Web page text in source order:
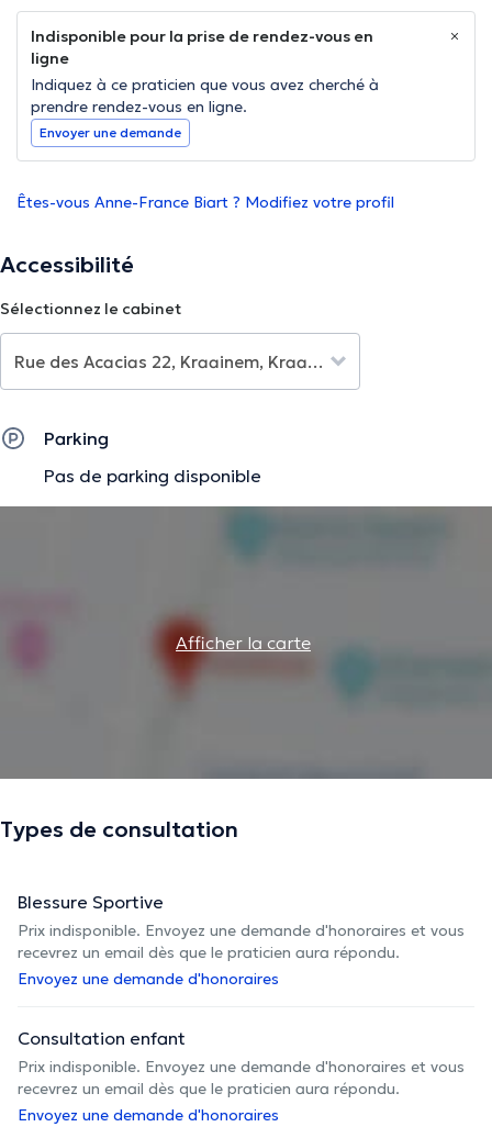
Indisponible pour la prise de rendez-vous en
ligne
Indiquez à ce praticien que vous avez cherché à
prendre rendez-vous en ligne.
Envoyer une demande
Êtes-vous Anne-France Biart ? Modifiez votre profil
Accessibilité
Sélectionnez le cabinet
Parking
Pas de parking disponible
Afficher la carte
Types de consultation
Blessure Sportive
Prix indisponible. Envoyez une demande d'honoraires et vous
recevrez un email dès que le praticien aura répondu.
Envoyez une demande d'honoraires
Consultation enfant
Prix indisponible. Envoyez une demande d'honoraires et vous
recevrez un email dès que le praticien aura répondu.
Envoyez une demande d'honoraires